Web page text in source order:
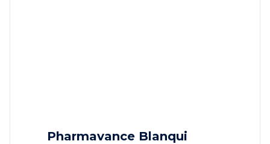
Pharmavance Blanqui